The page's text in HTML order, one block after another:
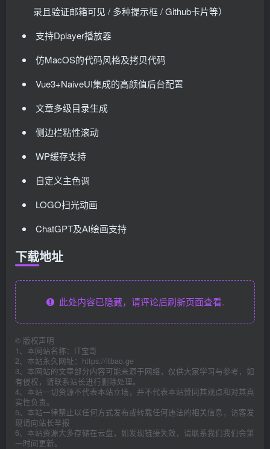
录且验证邮箱可见 / 多种提示框 / Github卡片等）
支持Dplayer播放器
仿MacOS的代码风格及拷贝代码
Vue3+NaiveUI集成的高颜值后台配置
文章多级目录生成
侧边栏粘性滚动
WP缓存支持
自定义主色调
LOGO扫光动画
ChatGPT及AI绘画支持
下载地址
此处内容已隐藏，请评论后刷新页面查看.
© 版权声明
1、本网站名称：IT宝哥
2、本站永久网址：https://itbao.ge
3、本网站的文章部分内容可能来源于网络，仅供大家学习与参考，如
有侵权，请联系站长进行删除处理。
4、本站一切资源不代表本站立场，并不代表本站赞同其观点和对其真
实性负责。
5、本站一律禁止以任何方式发布或转载任何违法的相关信息，访客发
现请向站长举报
6、本站资源大多存储在云盘，如发现链接失效，请联系我们我们会第
一时间更新。